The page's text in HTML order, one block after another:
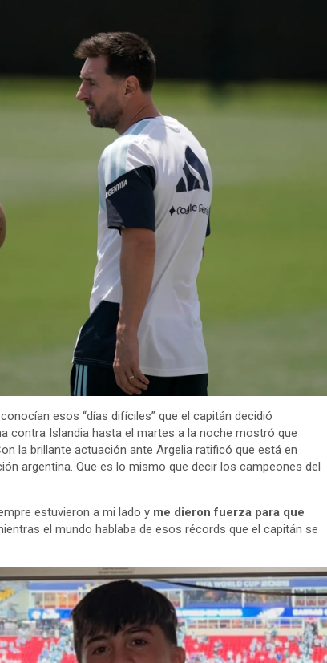
esos “días difíciles” que el capitán decidió
contra Islandia hasta el martes a la noche mostró que
la brillante actuación ante Argelia ratificó que está en
argentina. Que es lo mismo que decir los campeones del
estuvieron a mi lado y me dieron fuerza para que
el mundo hablaba de esos récords que el capitán se